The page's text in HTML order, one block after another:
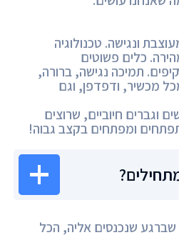
ונגישה. טכנולוגיה
כלים פשוטים
תמיכה נגישה, ברורה,
מכשיר, ודפדפן, וגם
וגברים חיוביים, שרוצים
ומפתחים בקצב גבוה!
שנכנסים אליה, הכל